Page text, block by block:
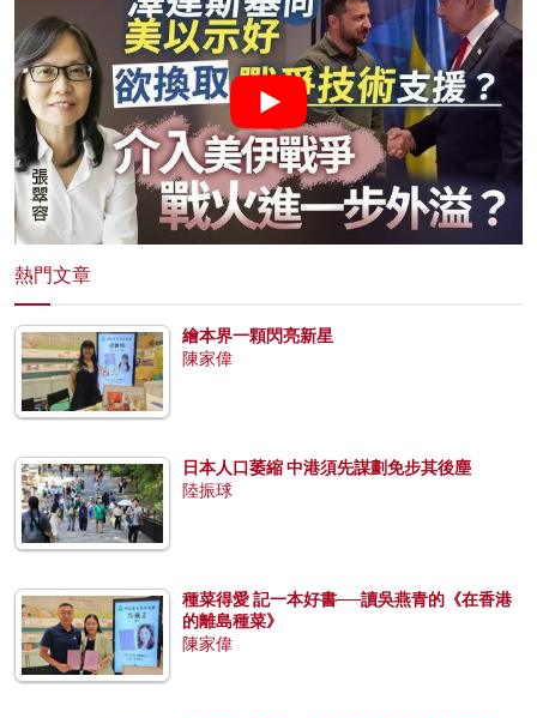
熱門文章
繪本界一顆閃亮新星
陳家偉
日本人口萎縮 中港須先謀劃免步其後塵
陸振球
種菜得愛 記一本好書──讀吳燕青的《在香港
的離島種菜》
陳家偉